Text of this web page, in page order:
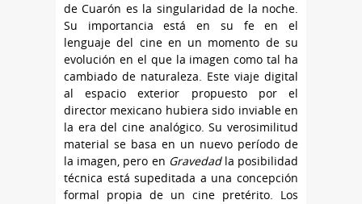
de Cuarón es la singularidad de la noche.
Su importancia está en su fe en el
lenguaje del cine en un momento de su
evolución en el que la imagen como tal ha
cambiado de naturaleza. Este viaje digital
al espacio exterior propuesto por el
director mexicano hubiera sido inviable en
la era del cine analógico. Su verosimilitud
material se basa en un nuevo período de
la imagen, pero en Gravedadla posibilidad
técnica está supeditada a una concepción
formal propia de un cine pretérito. Los